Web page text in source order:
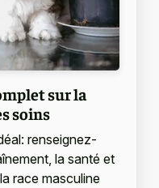
sur la
soins
renseignez-
la santé et
race masculine